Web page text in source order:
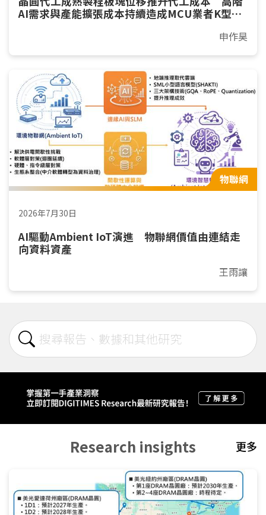
AI需求與產能擴張成本持續造成MCU業者K型分
申作昊
物聯網
2026年7月30日
AI驅動Ambient IoT演進 物聯網價值由連結走
向資料資產
王雨讓
Research insights 更多